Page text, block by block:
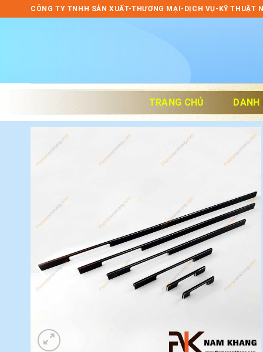
to
CÔNG TY TNHH SẢN XUẤT-THƯƠNG MẠI-DỊCH VỤ-KỸ THUẬT
TRANG CHỦ DANH